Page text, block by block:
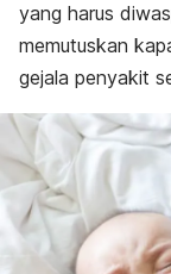
yang harus
memutuskan
gejala penyakit